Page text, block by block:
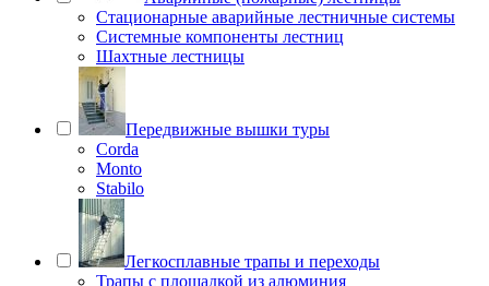
Стационарные аварийные лестничные системы
Системные компоненты лестниц
Шахтные лестницы
Передвижные вышки туры
Corda
Monto
Stabilo
Легкосплавные трапы и переходы
Трапы с площадкой из алюминия